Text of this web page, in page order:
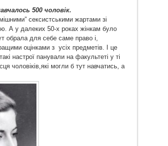
500 чоловік.
сексистськими жартами зі
А у далеких 50-х роках жінкам було
обрала для себе саме право і,
оцінками з усіх предметів. І це
настрої панували на факультеті у ті
чоловіків,які могли б тут навчатись, а